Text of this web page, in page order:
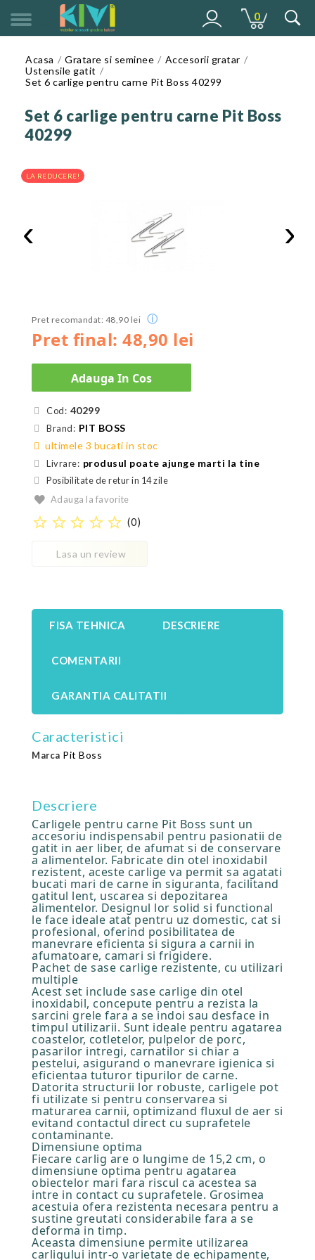
0
Acasa Gratare si seminee
Accesorii gratar
Ustensile gatit
Set 6 carlige pentru carne Pit Boss 40299
Set 6 carlige pentru carne Pit Boss
40299
LA REDUCERE!
‹ ›
Pret final: 48,90 lei
Pret recomandat: 48,90 lei ⓘ
Adauga In Cos
Cod: 40299
Brand: PIT BOSS
ultimele 3 bucati in stoc
Livrare: produsul poate ajunge marti la tine
Posibilitate de retur in 14 zile
Adauga la favorite
star_border star_border star_border star_border star_border (0)
Lasa un review
FISA TEHNICA DESCRIERE
COMENTARII
GARANTIA CALITATII
Caracteristici
Marca Pit Boss
Descriere
Carligele pentru carne Pit Boss sunt un
accesoriu indispensabil pentru pasionatii de
gatit in aer liber, de afumat si de conservare
a alimentelor. Fabricate din otel inoxidabil
rezistent, aceste carlige va permit sa agatati
bucati mari de carne in siguranta, facilitand
gatitul lent, uscarea si depozitarea
alimentelor. Designul lor solid si functional
le face ideale atat pentru uz domestic, cat si
profesional, oferind posibilitatea de
manevrare eficienta si sigura a carnii in
afumatoare, camari si frigidere.
Pachet de sase carlige rezistente, cu utilizari
multiple
Acest set include sase carlige din otel
inoxidabil, concepute pentru a rezista la
sarcini grele fara a se indoi sau desface in
timpul utilizarii. Sunt ideale pentru agatarea
coastelor, cotletelor, pulpelor de porc,
pasarilor intregi, carnatilor si chiar a
pestelui, asigurand o manevrare igienica si
eficientaa tuturor tipurilor de carne.
Datorita structurii lor robuste, carligele pot
fi utilizate si pentru conservarea si
maturarea carnii, optimizand fluxul de aer si
evitand contactul direct cu suprafetele
contaminante.
Dimensiune optima
Fiecare carlig are o lungime de 15,2 cm, o
dimensiune optima pentru agatarea
obiectelor mari fara riscul ca acestea sa
intre in contact cu suprafetele. Grosimea
acestuia ofera rezistenta necesara pentru a
sustine greutati considerabile fara a se
deforma in timp.
Aceasta dimensiune permite utilizarea
carligului intr-o varietate de echipamente,